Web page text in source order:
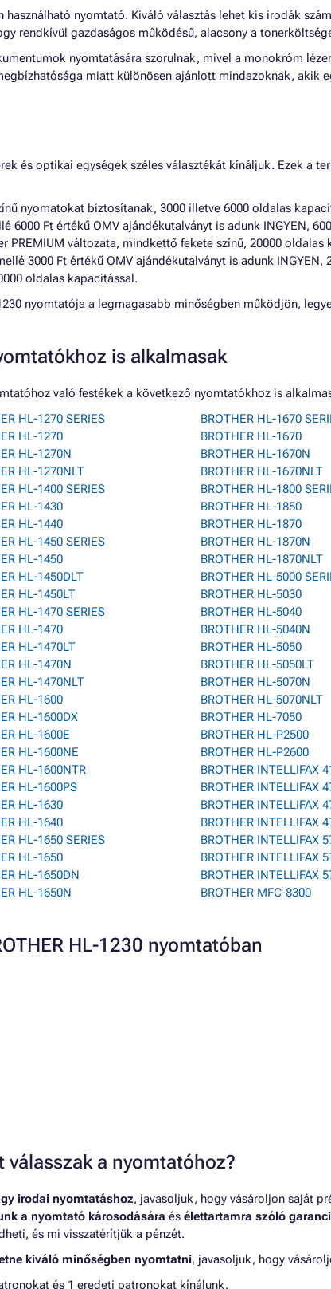
használható nyomtató. Kiváló választás lehet kis irodák
rendkívül gazdaságos működésű, alacsony a
nyomtatására szorulnak, mivel a monokróm
miatt különösen ajánlott mindazoknak, akik
és optikai egységek széles választékát kínáljuk. Ezek a
nyomatokat biztosítanak, 3000 illetve 6000 oldalas
6000 Ft értékű OMV ajándékutalványt is adunk INGYEN,
PREMIUM változata, mindkettő fekete színű, 20000 oldalas
3000 Ft értékű OMV ajándékutalványt is adunk INGYEN,
oldalas kapacitással.
nyomtatója a legmagasabb minőségben működjön,
is alkalmasak
való festékek a következő nyomtatókhoz is
HL-1270 SERIES
HL-1270
HL-1270N
HL-1270NLT
HL-1400 SERIES
HL-1430
HL-1440
HL-1450 SERIES
HL-1450
HL-1450DLT
HL-1450LT
HL-1470 SERIES
HL-1470
HL-1470LT
HL-1470N
HL-1470NLT
HL-1600
HL-1600DX
HL-1600E
HL-1600NE
HL-1600NTR
HL-1600PS
HL-1630
HL-1640
HL-1650 SERIES
HL-1650
HL-1650DN
HL-1650N
BROTHER HL-1670
BROTHER HL-1670
BROTHER HL-1670N
BROTHER HL-1670NLT
BROTHER HL-1800
BROTHER HL-1850
BROTHER HL-1870
BROTHER HL-1870N
BROTHER HL-1870NLT
BROTHER HL-5000
BROTHER HL-5030
BROTHER HL-5040
BROTHER HL-5040N
BROTHER HL-5050
BROTHER HL-5050LT
BROTHER HL-5070N
BROTHER HL-5070NLT
BROTHER HL-7050
BROTHER HL-P2500
BROTHER HL-P2600
BROTHER INTELLIFAX
BROTHER INTELLIFAX
BROTHER INTELLIFAX
BROTHER INTELLIFAX
BROTHER INTELLIFAX
BROTHER INTELLIFAX
BROTHER INTELLIFAX
BROTHER MFC-8300
HL-1230 nyomtatóban
a nyomtatóhoz?
irodai nyomtatáshoz, javasoljuk, hogy vásároljon saját
a nyomtató károsodására és élettartamra szóló
és mi visszatérítjük a pénzét.
kiváló minőségben nyomtatni, javasoljuk, hogy
és 1 eredeti patronokat kínálunk.